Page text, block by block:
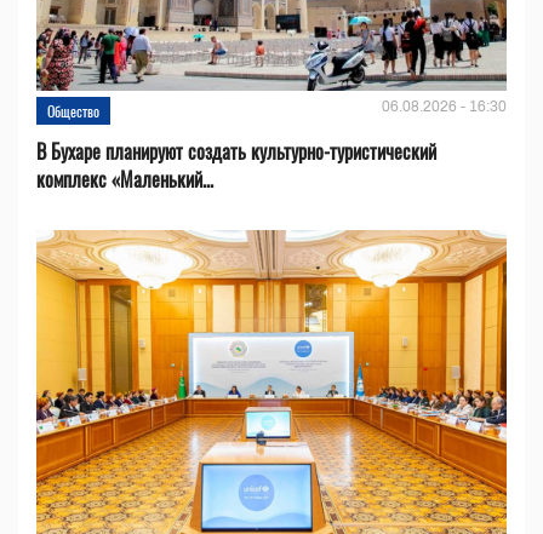
Общество 06.08.2026 - 16:30
В Бухаре планируют создать культурно-туристический
комплекс «Маленький...